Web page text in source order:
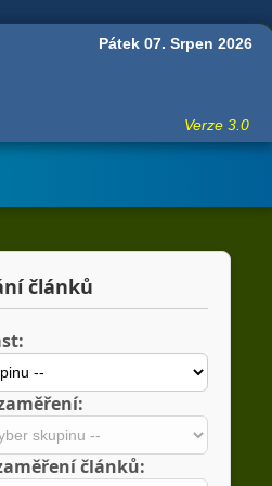
Pátek 07. Srpen 2026
Verze 3.0
článků
článků: